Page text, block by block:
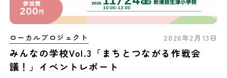
ローカルプロジェクト 2026年2月13日
みんなの学校Vol.3「まちとつながる作戦会
議！」イベントレポート